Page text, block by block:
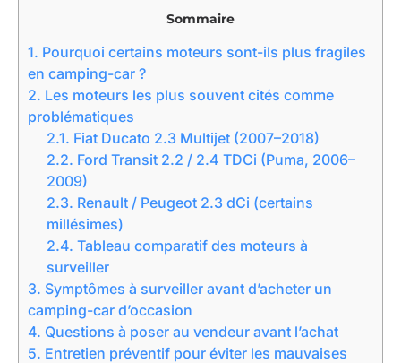
Sommaire
1. Pourquoi certains moteurs sont-ils plus fragiles
en camping-car ?
2. Les moteurs les plus souvent cités comme
problématiques
2.1. Fiat Ducato 2.3 Multijet (2007–2018)
2.2. Ford Transit 2.2 / 2.4 TDCi (Puma, 2006–
2009)
2.3. Renault / Peugeot 2.3 dCi (certains
millésimes)
2.4. Tableau comparatif des moteurs à
surveiller
3. Symptômes à surveiller avant d’acheter un
camping-car d’occasion
4. Questions à poser au vendeur avant l’achat
5. Entretien préventif pour éviter les mauvaises